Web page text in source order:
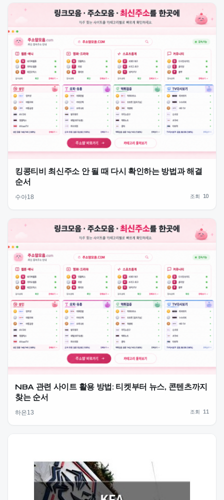
킹콩티비 최신주소 안 될 때 다시 확인하는 방법과 해결
순서
수아18 조회 10
NBA 관련 사이트 활용 방법: 티켓부터 뉴스, 콘텐츠까지
찾는 순서
하은13 조회 11